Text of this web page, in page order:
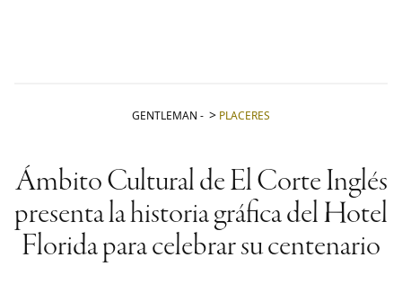
GENTLEMAN - PLACERES
Ámbito Cultural de El Corte Inglés
presenta la historia gráfica del Hotel
Florida para celebrar su centenario